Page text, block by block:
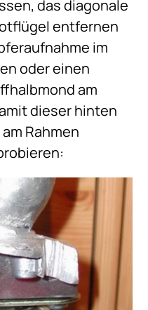
das diagonale
entfernen
im
oder einen
am
dieser hinten
Rahmen